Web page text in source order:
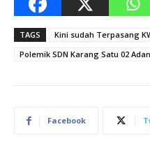
TAGS
Kini sudah Terpasang
Polemik SDN Karang Satu 02
Facebook